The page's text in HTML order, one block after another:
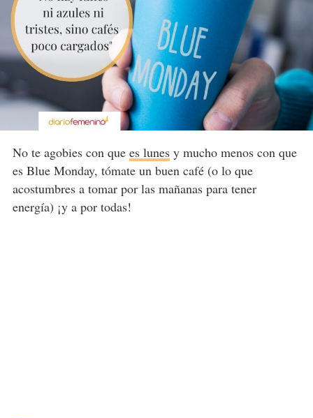
No te agobies con que es lunesy mucho menos con que
es Blue Monday, tómate un buen café (o lo que
acostumbres a tomar por las mañanas para tener
energía) ¡y a por todas!